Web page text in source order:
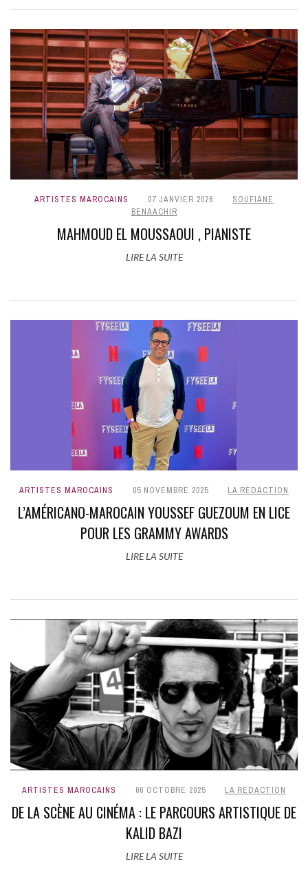
ARTISTES MAROCAINS 07 JANVIER 2026
SOUFIANE
BENAACHIR
MAHMOUD EL MOUSSAOUI , PIANISTE
LIRE LA SUITE
ARTISTES MAROCAINS 05 NOVEMBRE 2025 LA RÉDACTION
L’AMÉRICANO-MAROCAIN YOUSSEF GUEZOUM EN LICE
POUR LES GRAMMY AWARDS
LIRE LA SUITE
ARTISTES MAROCAINS 06 OCTOBRE 2025 LA RÉDACTION
DE LA SCÈNE AU CINÉMA : LE PARCOURS ARTISTIQUE DE
KALID BAZI
LIRE LA SUITE